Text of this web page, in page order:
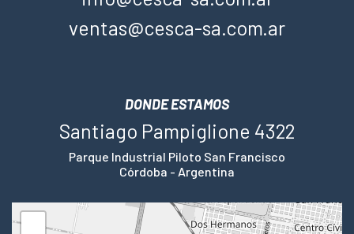
ventas@cesca-sa.com.ar
DONDE ESTAMOS
Santiago Pampiglione 4322
Parque Industrial Piloto San Francisco
Córdoba - Argentina